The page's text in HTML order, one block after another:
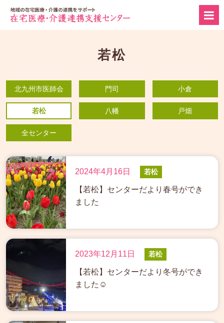
若松
北九州市医師会 門司 小倉
若松 八幡 戸畑
全センター
2024年4月16日 若松
【若松】センターだより春号ができ
ました
2023年12月11日 若松
【若松】センターだより冬号ができ
ました☺